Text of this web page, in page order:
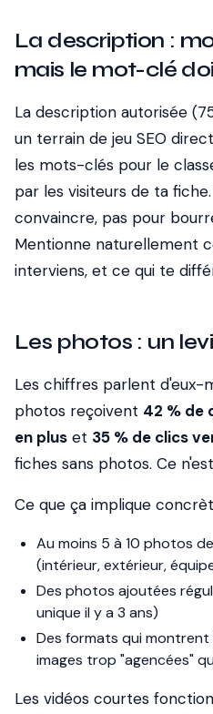
La description :
mais le mot-clé
La description autorisée
un terrain de jeu SEO
les mots-clés pour le
par les visiteurs de ta
convaincre, pas pour
Mentionne naturellement
interviens, et ce qui te
Les photos : un
Les chiffres parlent d'eux-
photos reçoivent 42 % de
en plus et 35 % de clics
fiches sans photos. Ce
Ce que ça implique
Au moins 5 à 10 photos
(intérieur, extérieur,
Des photos ajoutées
unique il y a 3 ans)
Des formats qui montrent
images trop "agencées"
Les vidéos courtes